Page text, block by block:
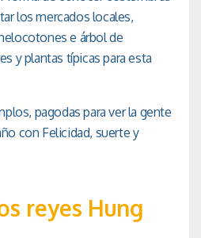
los mercados locales,
e árbol de
y plantas típicas para esta
pagodas para ver la gente
con Felicidad, suerte y
reyes Hung